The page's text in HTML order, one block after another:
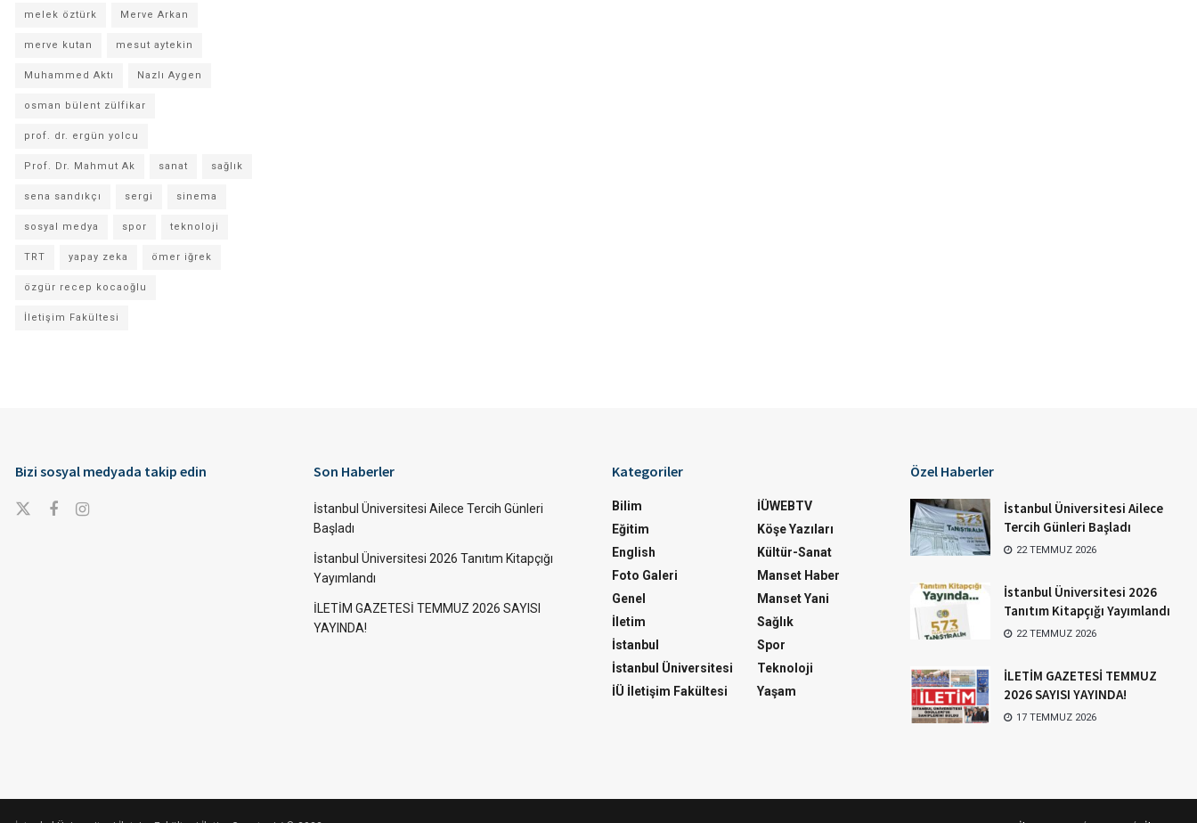
melek öztürk Merve Arkan
merve kutan mesut aytekin
Muhammed Aktı Nazlı Aygen
osman bülent zülfikar
prof. dr. ergün yolcu
Prof. Dr. Mahmut Ak sanat sağlık
sena sandıkçı sergi sinema
sosyal medya spor teknoloji
TRT yapay zeka ömer iğrek
özgür recep kocaoğlu
İletişim Fakültesi
Bizi sosyal medyada takip edin Son Haberler
İstanbul Üniversitesi Ailece Tercih Günleri
Başladı
İstanbul Üniversitesi 2026 Tanıtım Kitapçığı
Yayımlandı
İLETİM GAZETESİ TEMMUZ 2026 SAYISI
YAYINDA!
Kategoriler
Bilim
Eğitim
English
Foto Galeri
Genel
İletim
İstanbul
İstanbul Üniversitesi
İÜ İletişim Fakültesi
İÜWEBTV
Köşe Yazıları
Kültür-Sanat
Manset Haber
Manset Yani
Sağlık
Spor
Teknoloji
Yaşam
Özel Haberler
İstanbul Üniversitesi Ailece
Tercih Günleri Başladı
22 TEMMUZ 2026
İstanbul Üniversitesi 2026
Tanıtım Kitapçığı Yayımlandı
22 TEMMUZ 2026
İLETİM GAZETESİ TEMMUZ
2026 SAYISI YAYINDA!
17 TEMMUZ 2026